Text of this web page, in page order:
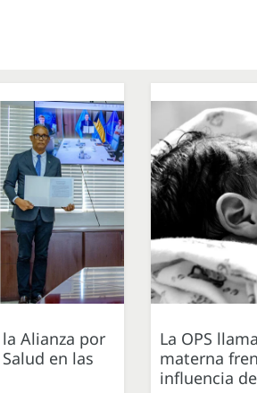
Alianza por
en las
La OPS
materna
influencia